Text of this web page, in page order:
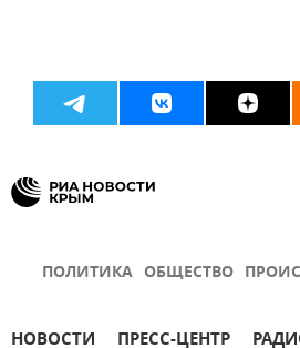
ПОЛИТИКА ОБЩЕСТВО
НОВОСТИ ПРЕСС-ЦЕНТР